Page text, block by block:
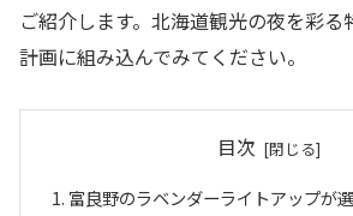
ご紹介します。北海道観光の夜を彩
計画に組み込んでみてください。
目次
富良野のラベンダーライトアップが